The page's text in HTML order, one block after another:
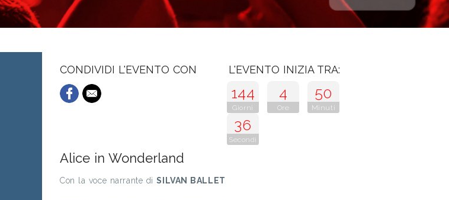
CONDIVIDI L'EVENTO CON L'EVENTO INIZIA TRA:
144
Giorni
4
Ore
50
Minuti
35
Secondi
Alice in Wonderland
Con la voce narrante diSILVAN BALLET